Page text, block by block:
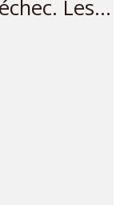
Les...